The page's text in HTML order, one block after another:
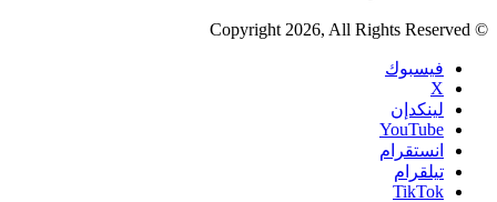
© Copyright 2026, All Rights Reserved
فيسبوك
‫X
لينكدإن
‫YouTube
انستقرام
تيلقرام
‫TikTok